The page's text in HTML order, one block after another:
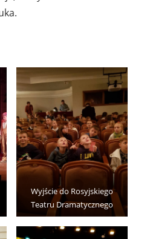
Wyjście do Rosyjskiego
Teatru Dramatycznego